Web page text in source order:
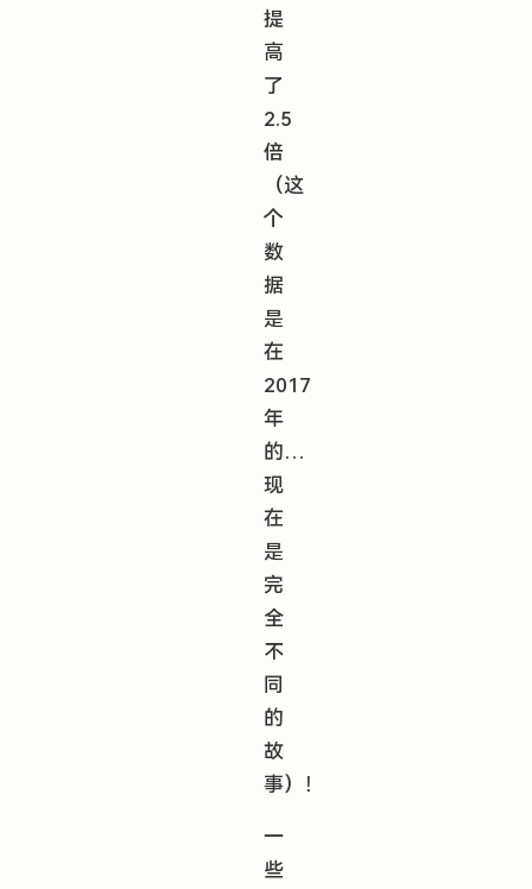
提
高
了
2.5
倍
（这
个
数
据
是
在
2017
年
的…
现
在
是
完
全
不
同
的
故
事）！
一
些